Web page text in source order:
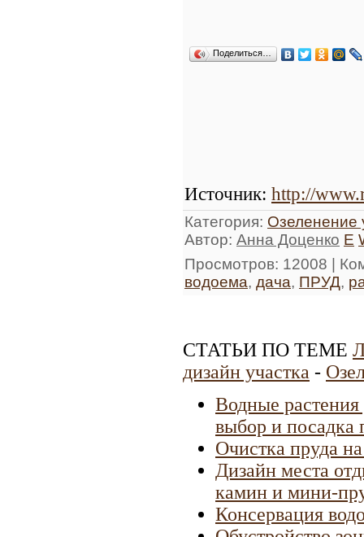
Поделиться…
Источник: http://
Категория: Озеленение
Автор: Анна Доценко E
Просмотров: 12008 |
водоема, дача, ПРУД,
СТАТЬИ ПО ТЕМЕ
дизайн участка -
Водные
выбор и посадка
Очистка пруда
Дизайн места
камин и мини-
Консервация